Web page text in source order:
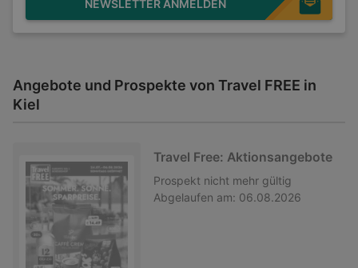
NEWSLETTER ANMELDEN
Angebote und Prospekte von Travel FREE in
Kiel
Travel Free: Aktionsangebote
Prospekt nicht mehr gültig
Abgelaufen am: 06.08.2026